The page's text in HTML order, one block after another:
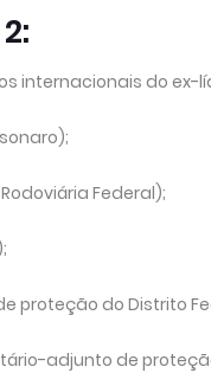
internacionais do ex-
Federal);
proteção do Distrito
adjunto de